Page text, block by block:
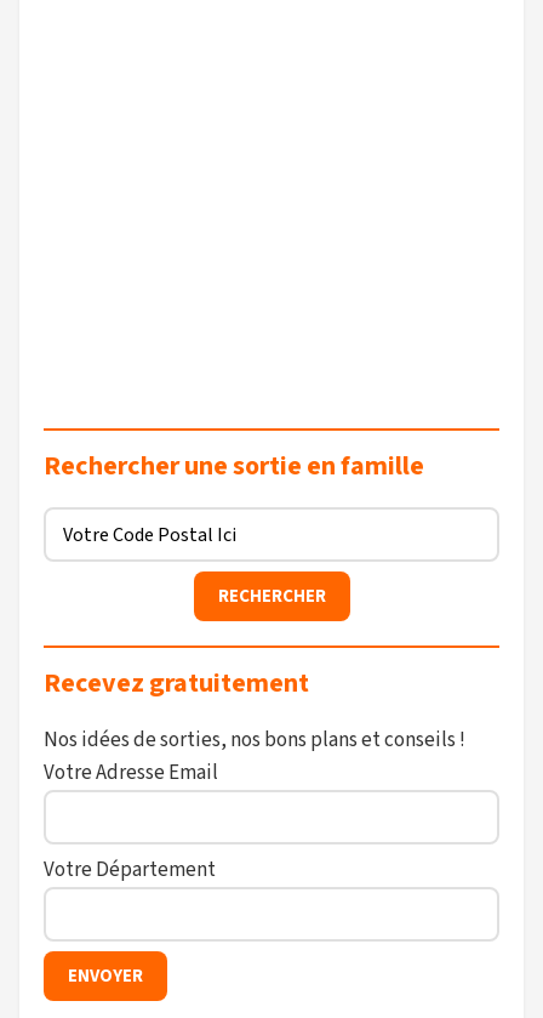
Rechercher une sortie en famille
Recevez gratuitement
Nos idées de sorties, nos bons plans et conseils !
Votre Adresse Email
Votre Département